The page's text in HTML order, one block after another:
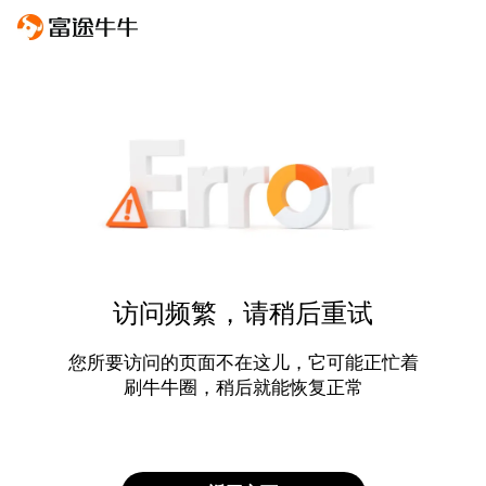
访问频繁，请稍后重试
您所要访问的页面不在这儿，它可能正忙着
刷牛牛圈，稍后就能恢复正常